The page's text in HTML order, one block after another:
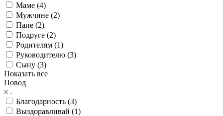
Маме (4)
Мужчине (2)
Папе (2)
Подруге (2)
Родителям (1)
Руководителю (3)
Сыну (3)
Показать все
Повод
Благодарность (3)
Выздоравливай (1)